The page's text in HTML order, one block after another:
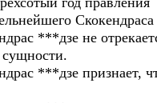
***дзе не
сущности.
***дзе признает,